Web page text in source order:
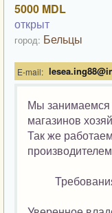
5000 MDL
открыт
город: Бельцы
E-mail:
Мы занимаемся
магазинов
Так же